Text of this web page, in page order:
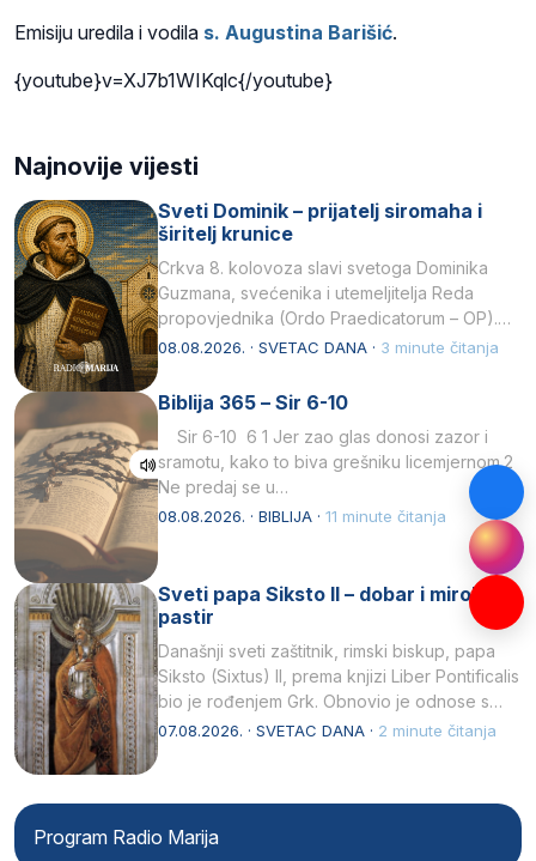
Emisiju uredila i vodila s. Augustina Barišić.
{youtube}v=XJ7b1WIKqlc{/youtube}
Najnovije vijesti
Sveti Dominik – prijatelj siromaha i
širitelj krunice
Crkva 8. kolovoza slavi svetoga Dominika
Guzmana, svećenika i utemeljitelja Reda
propovjednika (Ordo Praedicatorum – OP).
Svojim životom, dubokom ljubavlju prema
08.08.2026. · SVETAC DANA · 3 minute čitanja
Biblija 365 – Sir 6-10
Sir 6-10 6 1 Jer zao glas donosi zazor i
sramotu, kako to biva grešniku licemjernom.2
Ne predaj se u…
08.08.2026. · BIBLIJA · 11 minute čitanja
Sveti papa Siksto II – dobar i miroljubiv
pastir
Današnji sveti zaštitnik, rimski biskup, papa
Siksto (Sixtus) II, prema knjizi Liber Pontificalis
bio je rođenjem Grk. Obnovio je odnose s
afričkim…
07.08.2026. · SVETAC DANA · 2 minute čitanja
Program Radio Marija